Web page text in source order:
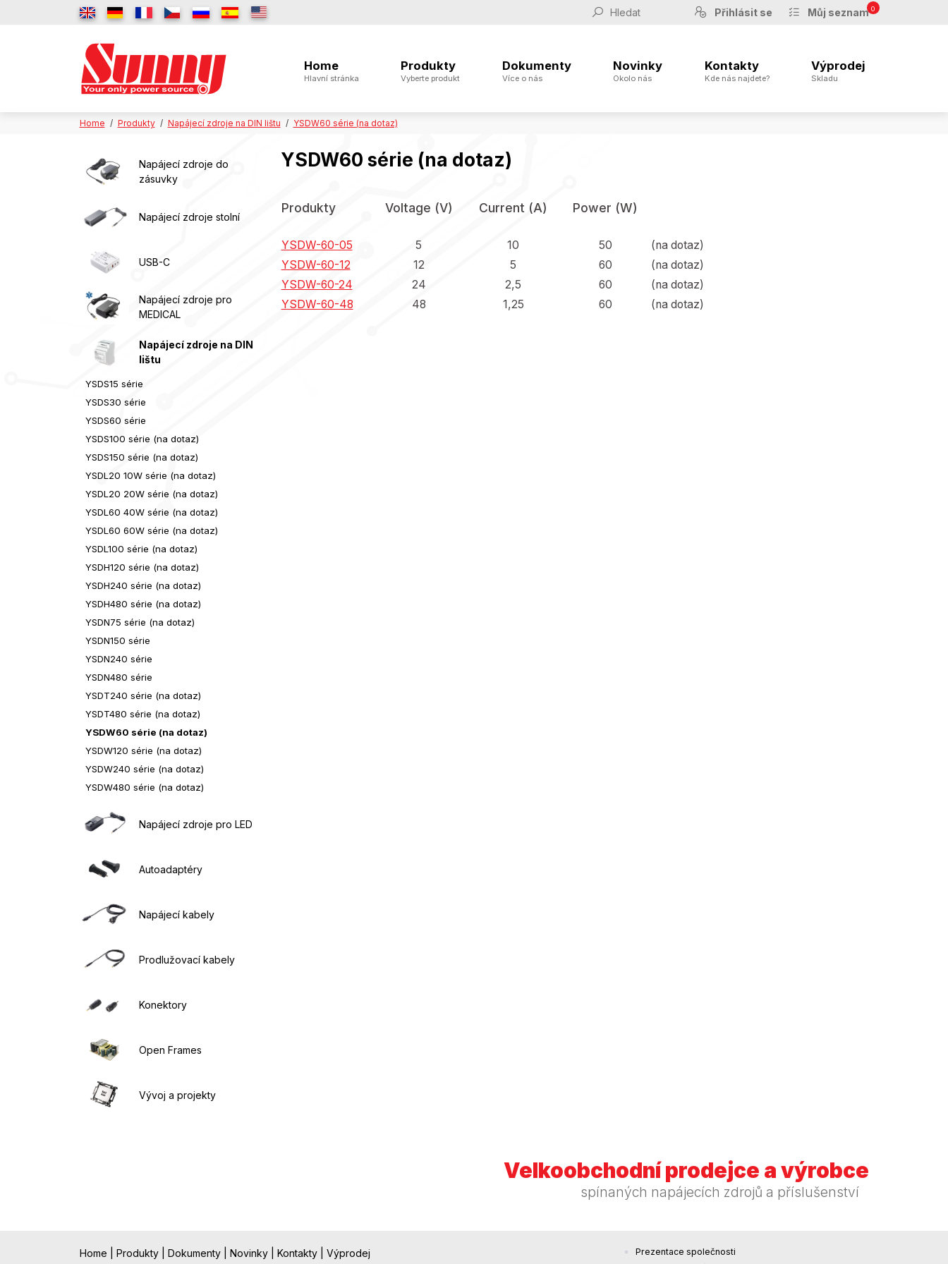
Přihlásit se Můj seznam 0
Home
Hlavní stránka
Produkty
Vyberte produkt
Dokumenty
Více o nás
Novinky
Okolo nás
Kontakty
Kde nás najdete?
Výprodej
Skladu
Home Produkty Napájecí zdroje na DIN lištu YSDW60 série (na dotaz)
Napájecí zdroje do
zásuvky
Napájecí zdroje stolní
USB-C
Napájecí zdroje pro
MEDICAL
Napájecí zdroje na DIN
lištu
YSDS15 série
YSDS30 série
YSDS60 série
YSDS100 série (na dotaz)
YSDS150 série (na dotaz)
YSDL20 10W série (na dotaz)
YSDL20 20W série (na dotaz)
YSDL60 40W série (na dotaz)
YSDL60 60W série (na dotaz)
YSDL100 série (na dotaz)
YSDH120 série (na dotaz)
YSDH240 série (na dotaz)
YSDH480 série (na dotaz)
YSDN75 série (na dotaz)
YSDN150 série
YSDN240 série
YSDN480 série
YSDT240 série (na dotaz)
YSDT480 série (na dotaz)
YSDW60 série (na dotaz)
YSDW120 série (na dotaz)
YSDW240 série (na dotaz)
YSDW480 série (na dotaz)
Napájecí zdroje pro LED
Autoadaptéry
Napájecí kabely
Prodlužovací kabely
Konektory
Open Frames
Vývoj a projekty
YSDW60 série (na dotaz)
Produkty Voltage (V) Current (A) Power (W)
YSDW-60-05 5 10 50
(na dotaz)
YSDW-60-12
12 5 60
(na dotaz)
YSDW-60-24
24 2,5 60
(na dotaz)
YSDW-60-48
48 1,25 60 (na dotaz)
Velkoobchodní prodejce a výrobce
spínaných napájecích zdrojů a příslušenství
Home Produkty Dokumenty Novinky Kontakty Výprodej
Prezentace společnosti